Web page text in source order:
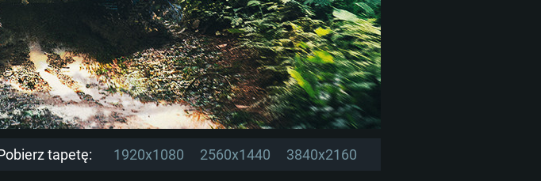
tapetę: 1920x1080 2560x1440 3840x2160